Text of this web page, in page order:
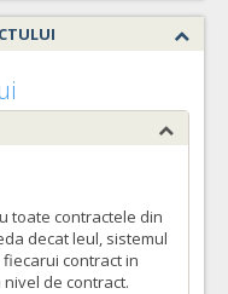
toate contractele din
decat leul, sistemul
contract in
de contract.